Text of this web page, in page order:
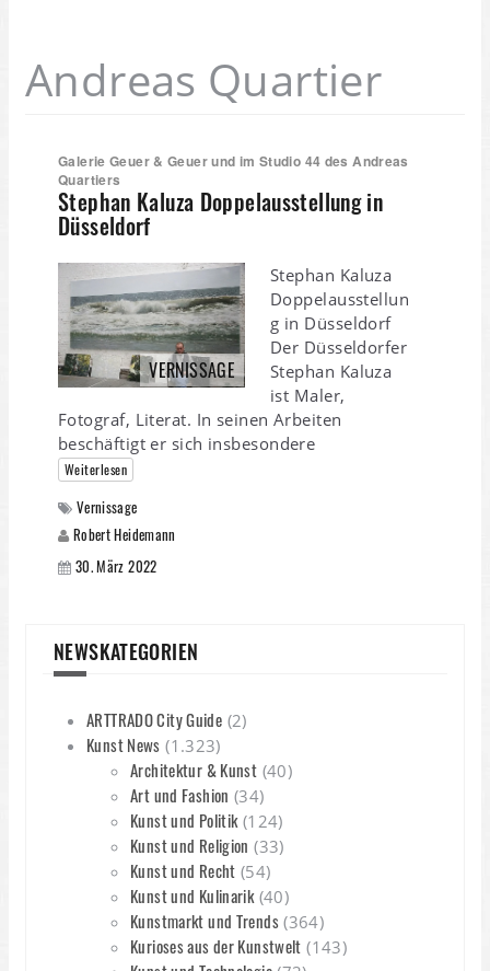
Andreas Quartier
Galerie Geuer & Geuer und im Studio 44 des Andreas
Quartiers
Stephan Kaluza Doppelausstellung in
Düsseldorf
VERNISSAGE
Stephan Kaluza
Doppelausstellun
g in Düsseldorf
Der Düsseldorfer
Stephan Kaluza
ist Maler,
Fotograf, Literat. In seinen Arbeiten
beschäftigt er sich insbesondere
Weiterlesen
Vernissage
Robert Heidemann
30. März 2022
NEWSKATEGORIEN
ARTTRADO City Guide (2)
Kunst News (1.323)
Architektur & Kunst (40)
Art und Fashion (34)
Kunst und Politik(124)
Kunst und Religion (33)
Kunst und Recht (54)
Kunst und Kulinarik(40)
Kunstmarkt und Trends(364)
Kurioses aus der Kunstwelt (143)